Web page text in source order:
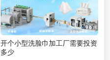
开个小型洗脸巾加工厂需要投资
多少